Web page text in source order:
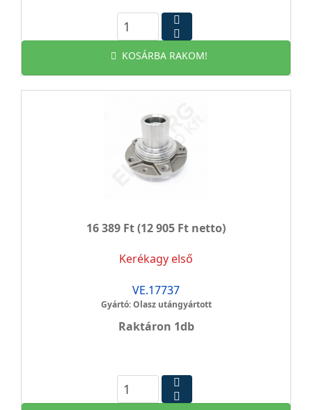
KOSÁRBA RAKOM!
16 389 Ft(12 905 Ft netto)
Kerékagy első
VE.17737
Gyártó: Olasz utángyártott
Raktáron 1db